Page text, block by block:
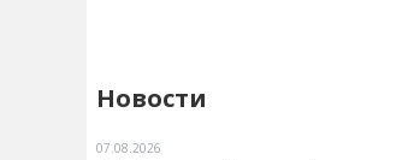
Новости
07.08.2026